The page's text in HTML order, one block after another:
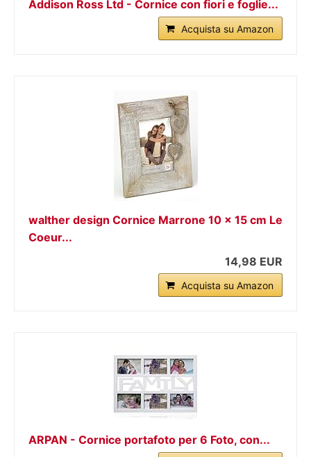
Addison Ross Ltd - Cornice con fiori e foglie...
Acquista su Amazon
walther design Cornice Marrone 10 x 15 cm Le
Coeur...
14,98 EUR
Acquista su Amazon
ARPAN - Cornice portafoto per 6 Foto, con...